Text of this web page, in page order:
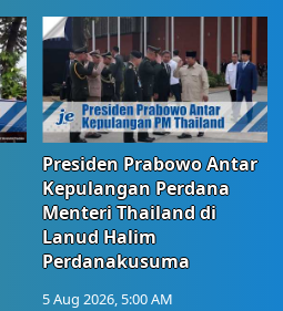
Presiden Prabowo Antar
Kepulangan Perdana
Menteri Thailand di
Lanud Halim
Perdanakusuma
5 Aug 2026, 5:00 AM